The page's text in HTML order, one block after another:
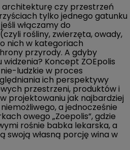
czy przestrzeń
tylko jednego gatunku
włączamy do
rośliny, zwierzęta, owady,
nich w kategoriach
przyrody. A gdyby
Koncept ZOEpolis
ludzkie w proces
ich perspektywy
przestrzeni, produktów i
projektowaniu jak najbardziej
a jednocześnie
owego „Zoepolis”, gdzie
rośnie babka lekarska, a
swoją własną porcję wina w